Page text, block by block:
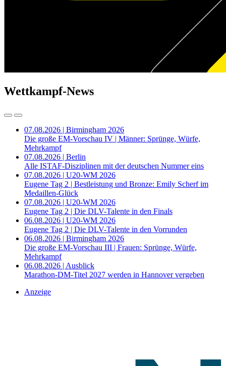
Wettkampf-News
07.08.2026 | Birmingham 2026
Die große EM-Vorschau IV | Männer: Sprünge, Würfe,
Mehrkampf
07.08.2026 | Berlin
Alle ISTAF-Disziplinen mit der deutschen Nummer eins
07.08.2026 | U20-WM 2026
Eugene Tag 2 | Bestleistung und Bronze: Emily Scherf im
Medaillen-Glück
07.08.2026 | U20-WM 2026
Eugene Tag 2 | Die DLV-Talente in den Finals
06.08.2026 | U20-WM 2026
Eugene Tag 2 | Die DLV-Talente in den Vorrunden
06.08.2026 | Birmingham 2026
Die große EM-Vorschau III | Frauen: Sprünge, Würfe,
Mehrkampf
06.08.2026 | Ausblick
Marathon-DM-Titel 2027 werden in Hannover vergeben
Anzeige